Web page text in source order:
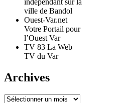
indépendant sur la
ville de Bandol
Ouest-Var.net
Votre Portail pour
l’Ouest Var
TV 83 La Web
TV du Var
Archives
Archives